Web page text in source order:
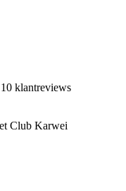
klantreviews
Club Karwei